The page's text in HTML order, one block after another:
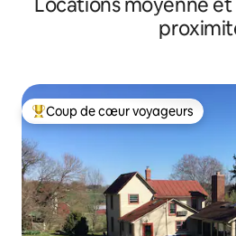
Coups de cœur voyageurs les plus
Coup de cœur voyageurs